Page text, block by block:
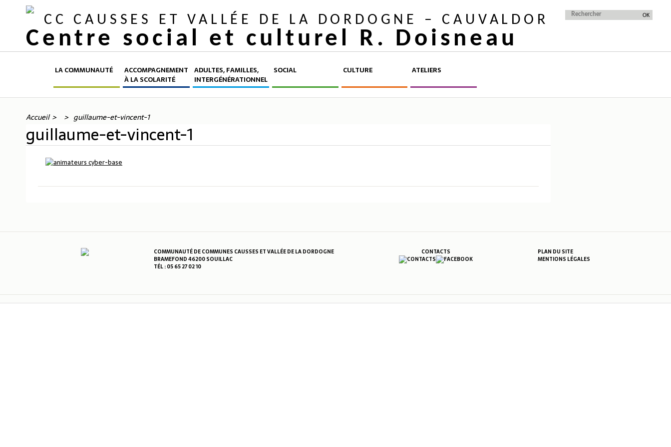
CC CAUSSES ET VALLÉE DE LA DORDOGNE – CAUVALDOR
Centre social et culturel R. Doisneau
LA COMMUNAUTÉ
ACCOMPAGNEMENT
À LA SCOLARITÉ
ADULTES, FAMILLES,
INTERGÉNÉRATIONNEL
SOCIAL CULTURE ATELIERS
Accueil guillaume-et-vincent-1
guillaume-et-vincent-1
COMMUNAUTÉ DE COMMUNES CAUSSES ET VALLÉE DE LA DORDOGNE
BRAMEFOND 46200 SOUILLAC
TÉL : 05 65 27 02 10
CONTACTS
PLAN DU SITE
MENTIONS LÉGALES